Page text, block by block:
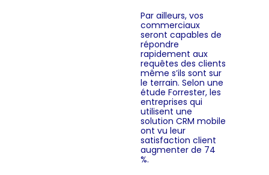
Par ailleurs, vos
commerciaux
seront capables de
répondre
rapidement aux
requêtes des clients
même s’ils sont sur
le terrain. Selon une
étude Forrester, les
entreprises qui
utilisent une
solution CRM mobile
ont vu leur
satisfaction client
augmenter de 74
%.